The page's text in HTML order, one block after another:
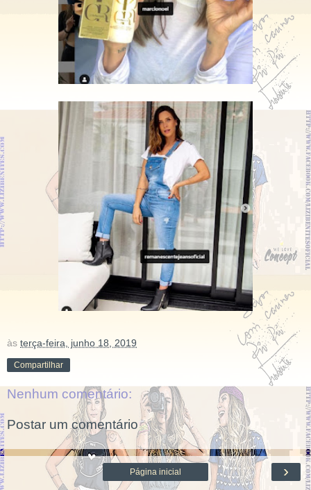
às terça-feira, junho 18, 2019
Compartilhar
Nenhum comentário:
Postar um comentário
›
Página inicial